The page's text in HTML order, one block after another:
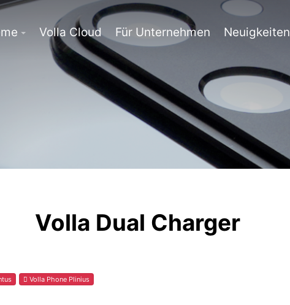
Volla Cloud Für Unternehmen Neuigkeiten
Volla Dual Charger
Volla Phone Plinius